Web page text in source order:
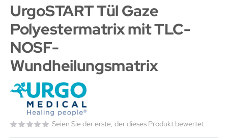
UrgoSTART Tül Gaze
Polyestermatrix mit TLC-
NOSF-
Wundheilungsmatrix
Seien Sie der erste, der dieses Produkt bewertet